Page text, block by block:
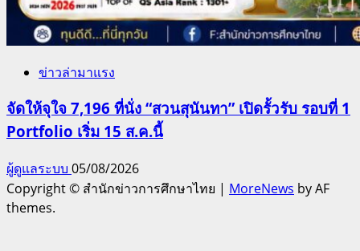
ข่าวล่ามาแรง
จัดให้จุใจ 7,196 ที่นั่ง “สวนสุนันทา” เปิดรั้วรับ รอบที่ 1
Portfolio เริ่ม 15 ส.ค.นี้
ผู้ดูแลระบบ 05/08/2026
Copyright © สำนักข่าวการศึกษาไทย | MoreNews by AF
themes.